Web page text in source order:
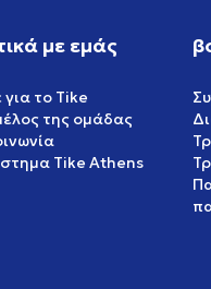
με εμάς
το Tike
της ομάδας
Tike Athens